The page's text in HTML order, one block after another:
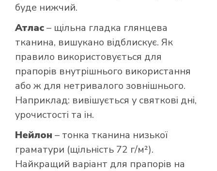
буде нижчий.
Атлас– щільна гладка глянцева
тканина, вишукано відблискує. Як
правило використовується для
прапорів внутрішнього використання
або ж для нетривалого зовнішнього.
Наприклад: вивішується у святкові дні,
урочистості та ін.
Нейлон – тонка тканина низької
граматури (щільність 72 г/м²).
Найкращий варіант для прапорів на